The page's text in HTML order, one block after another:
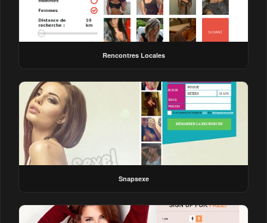
Rencontres Locales
Snapsexe